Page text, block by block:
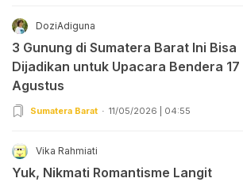
DoziAdiguna
3 Gunung di Sumatera Barat Ini Bisa
Dijadikan untuk Upacara Bendera 17
Agustus
Sumatera Barat 11/05/2026 | 04:55
Vika Rahmiati
Yuk, Nikmati Romantisme Langit